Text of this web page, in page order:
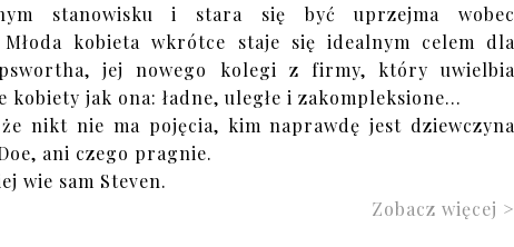
stanowisku i stara się być uprzejma wobec
Młoda kobieta wkrótce staje się idealnym celem dla
jej nowego kolegi z firmy, który uwielbia
kobiety jak ona: ładne, uległe i zakompleksione…
nikt nie ma pojęcia, kim naprawdę jest dziewczyna
ani czego pragnie.
wie sam Steven.
Zobacz więcej >